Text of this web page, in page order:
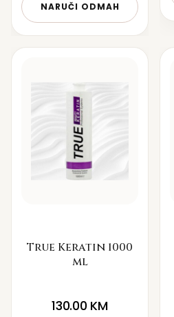
NARUČI ODMAH
True Keratin 1000
ml
130.00 KM